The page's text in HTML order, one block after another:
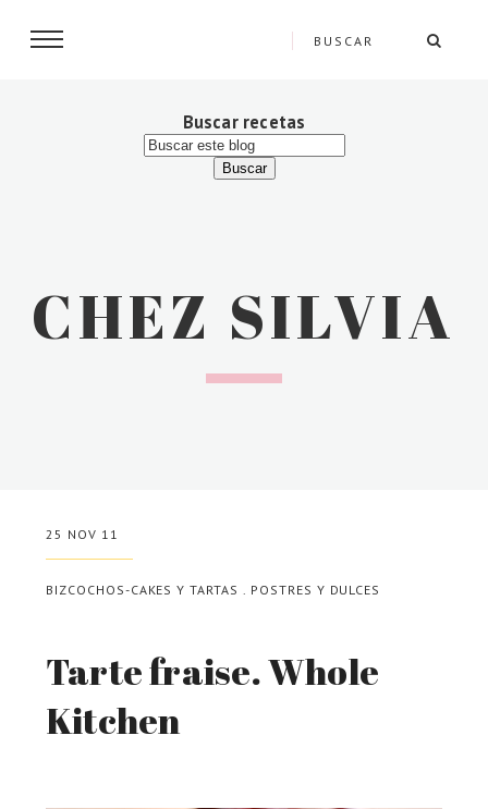
Buscar recetas
CHEZ SILVIA
25 NOV 11
BIZCOCHOS-CAKES Y TARTAS . POSTRES Y DULCES
Tarte fraise. Whole
Kitchen